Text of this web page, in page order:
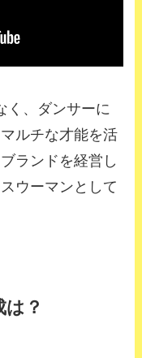
く、ダンサーに
ルチな才能を活
ランドを経営し
ウーマンとして
？